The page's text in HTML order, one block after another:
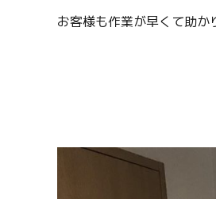
お客様も作業が早くて助か